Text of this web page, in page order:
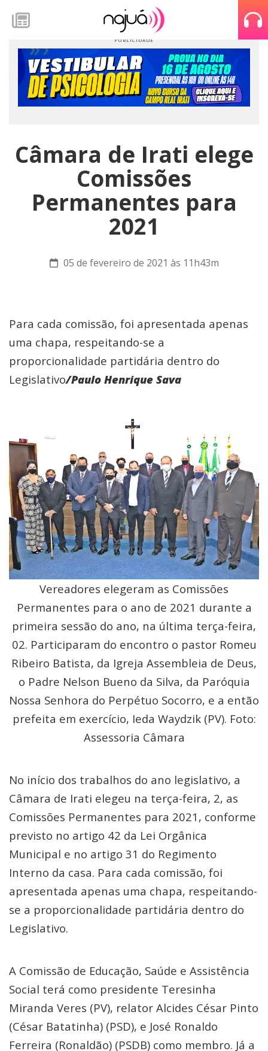
Câmara de Irati elege
Comissões
Permanentes para
2021
05 de fevereiro de 2021 às 11h43m
Para cada comissão, foi apresentada apenas
uma chapa, respeitando-se a
proporcionalidade partidária dentro do
Legislativo/Paulo Henrique Sava
Vereadores elegeram as Comissões
Permanentes para o ano de 2021 durante a
primeira sessão do ano, na última terça-feira,
02. Participaram do encontro o pastor Romeu
Ribeiro Batista, da Igreja Assembleia de Deus,
o Padre Nelson Bueno da Silva, da Paróquia
Nossa Senhora do Perpétuo Socorro, e a então
prefeita em exercício, Ieda Waydzik (PV). Foto:
Assessoria Câmara
No início dos trabalhos do ano legislativo, a
Câmara de Irati elegeu na terça-feira, 2, as
Comissões Permanentes para 2021, conforme
previsto no artigo 42 da Lei Orgânica
Municipal e no artigo 31 do Regimento
Interno da casa. Para cada comissão, foi
apresentada apenas uma chapa, respeitando-
se a proporcionalidade partidária dentro do
Legislativo.
A Comissão de Educação, Saúde e Assistência
Social terá como presidente Teresinha
Miranda Veres (PV), relator Alcides César Pinto
(César Batatinha) (PSD), e José Ronaldo
Ferreira (Ronaldão) (PSDB) como membro. Já a